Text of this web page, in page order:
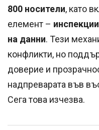
800 носители, като
елемент –
на данни. Тези
конфликти, но
доверие и
надпреварата във
Сега това изчезва.